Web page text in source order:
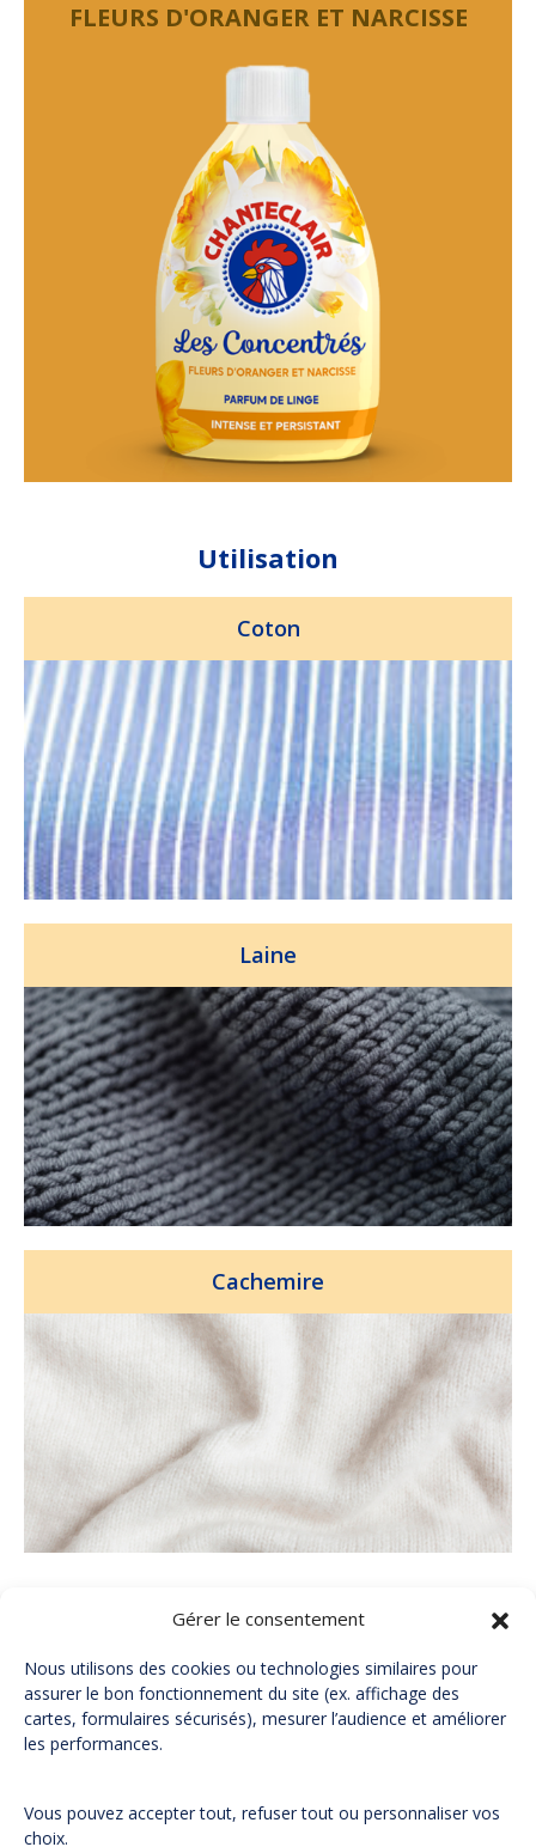
Gérer le consentement
Nous utilisons des cookies ou technologies similaires pour
assurer le bon fonctionnement du site (ex. affichage des
cartes, formulaires sécurisés), mesurer l’audience et améliorer
les performances.
Vous pouvez accepter tout, refuser tout ou personnaliser vos
choix.
FLEURS D'ORANGER ET NARCISSE
Utilisation
Coton
Laine
Cachemire
Mentions Légales